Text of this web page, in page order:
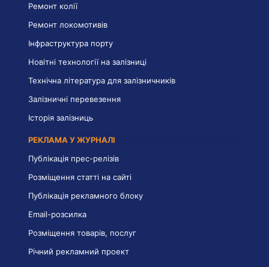
Ремонт колії
Ремонт локомотивів
Інфраструктура порту
Новітні технології на залізниці
Технічна література для залізничників
Залізничні перевезення
Історія залізниць
РЕКЛАМА У ЖУРНАЛІ
Публікація прес-релізів
Розміщення статті на сайті
Публікація рекламного блоку
Email-розсилка
Розміщення товарів, послуг
Річний рекламний проект